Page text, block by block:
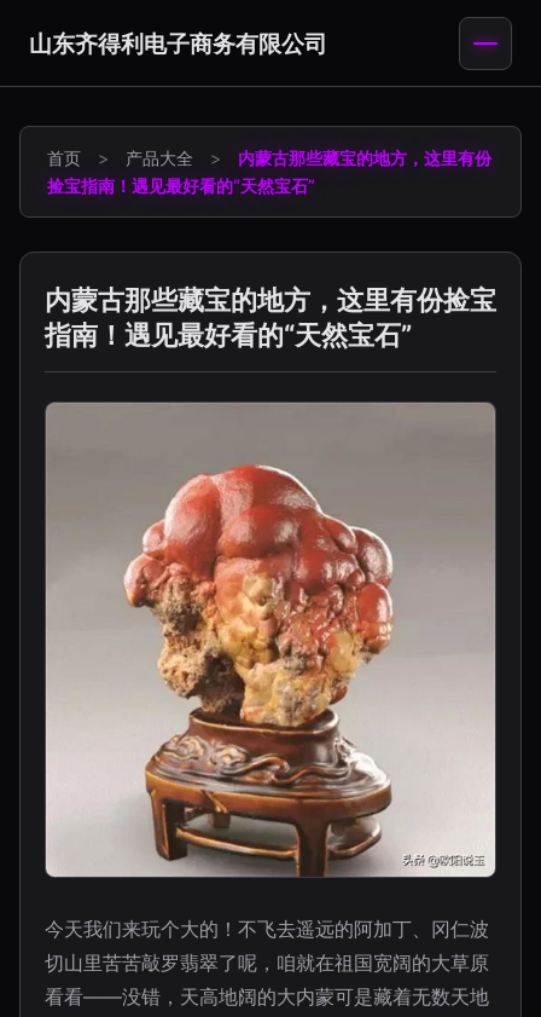
山东齐得利电子商务有限公司
首页 > 产品大全 >
内蒙古那些藏宝的地方，这里有份
捡宝指南！遇见最好看的“天然宝石”
内蒙古那些藏宝的地方，这里有份捡宝
指南！遇见最好看的“天然宝石”
今天我们来玩个大的！不飞去遥远的阿加丁、冈仁波
切山里苦苦敲罗翡翠了呢，咱就在祖国宽阔的大草原
看看——没错，天高地阔的大内蒙可是藏着无数天地